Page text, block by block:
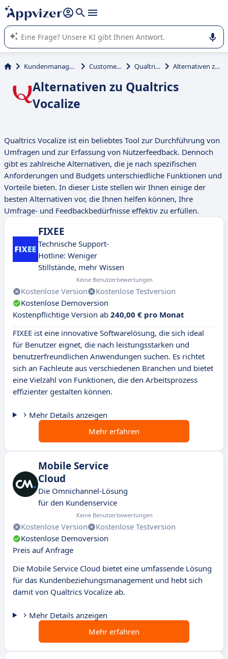
beantworten (mehrere Zeilen mit
Die KI von Appvizer führt Sie bei der Nutzung oder Auswahl
von SaaS-Software in Unternehmen.
Kundenmanagement und Vertrieb Customer Experience Qualtrics Vocalize Alternativen zu Qualtrics Vocalize
Alternativen zu Qualtrics
Vocalize
Qualtrics Vocalize ist ein beliebtes Tool zur Durchführung von
Umfragen und zur Erfassung von Nutzerfeedback. Dennoch
gibt es zahlreiche Alternativen, die je nach spezifischen
Anforderungen und Budgets unterschiedliche Funktionen und
Vorteile bieten. In dieser Liste stellen wir Ihnen einige der
besten Alternativen vor, die Ihnen helfen können, Ihre
Umfrage- und Feedbackbedürfnisse effektiv zu erfüllen.
FIXEE
Technische Support-
Hotline: Weniger
Stillstände, mehr Wissen
Keine Benutzerbewertungen
Kostenlose Version
Kostenlose Testversion
Kostenlose Demoversion
Kostenpflichtige Version ab 240,00 € pro Monat
FIXEE ist eine innovative Softwarelösung, die sich ideal
für Benutzer eignet, die nach leistungsstarken und
benutzerfreundlichen Anwendungen suchen. Es richtet
sich an Fachleute aus verschiedenen Branchen und bietet
eine Vielzahl von Funktionen, die den Arbeitsprozess
effizienter gestalten können.
Mehr Details anzeigen
Mehr erfahren
Mobile Service
Cloud
Die Omnichannel-Lösung
für den Kundenservice
Keine Benutzerbewertungen
Kostenlose Version
Kostenlose Testversion
Kostenlose Demoversion
Preis auf Anfrage
Die Mobile Service Cloud bietet eine umfassende Lösung
für das Kundenbeziehungsmanagement und hebt sich
damit von Qualtrics Vocalize ab.
Mehr Details anzeigen
Mehr erfahren